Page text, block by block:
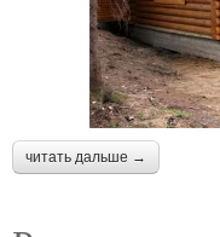
читать дальше →